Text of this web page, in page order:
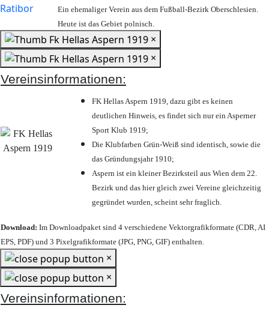
Ein ehemaliger Verein aus dem Fußball-Bezirk Oberschlesien.
Heute ist das Gebiet polnisch.
×
×
Vereinsinformationen:
FK Hellas Aspern 1919, dazu gibt es keinen
deutlichen Hinweis, es findet sich nur ein Asperner
Sport Klub 1919;
Die Klubfarben Grün-Weiß sind identisch, sowie die
das Gründungsjahr 1910;
Aspern ist ein kleiner Bezirksteil aus Wien dem 22.
Bezirk und das hier gleich zwei Vereine gleichzeitig
gegründet wurden, scheint sehr fraglich.
Download: Im Downloadpaket sind 4 verschiedene Vektorgrafikformate (CDR, AI
EPS, PDF) und 3 Pixelgrafikformate (JPG, PNG, GIF) enthalten.
×
×
Vereinsinformationen: